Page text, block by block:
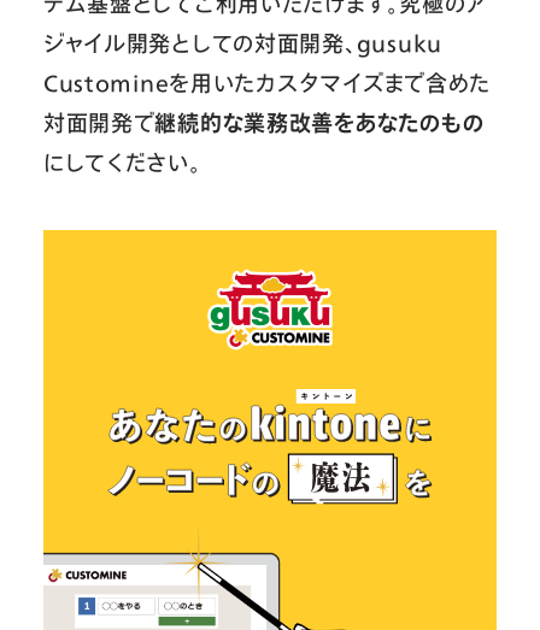
ジャイル開発としての対面開発、gusuku
Customineを用いたカスタマイズまで含めた
対面開発で継続的な業務改善をあなたのもの
にしてください。